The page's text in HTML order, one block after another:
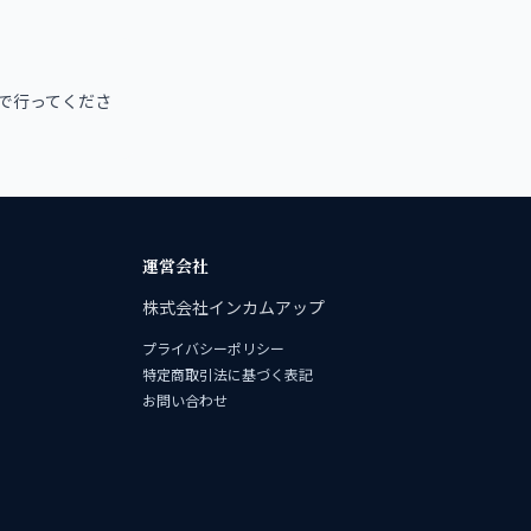
行ってくださ
運営会社
株式会社インカムアップ
プライバシーポリシー
特定商取引法に基づく表記
お問い合わせ